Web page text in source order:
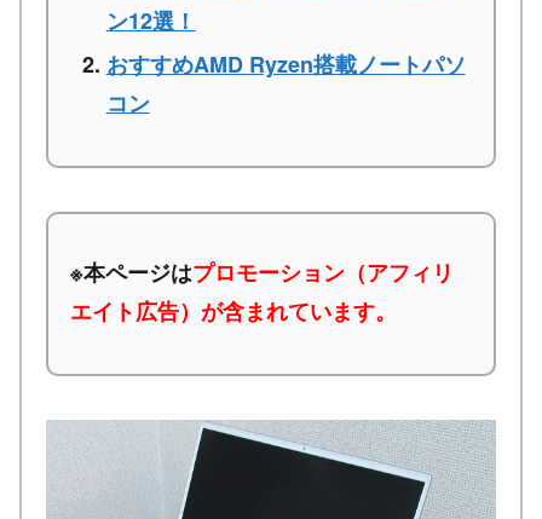
ン12選！
おすすめAMD Ryzen搭載ノートパソ
コン
※本ページはプロモーション（アフィリ
エイト広告）が含まれています。